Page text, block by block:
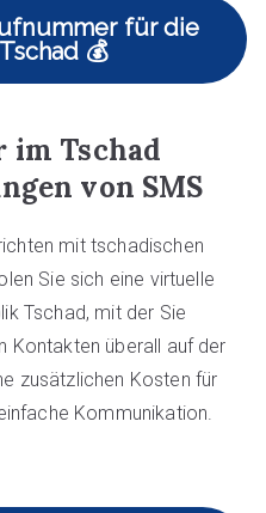
für die
💰
im Tschad
von SMS
mit tschadischen
Sie sich eine virtuelle
Tschad, mit der Sie
Kontakten überall auf der
zusätzlichen Kosten für
Kommunikation.